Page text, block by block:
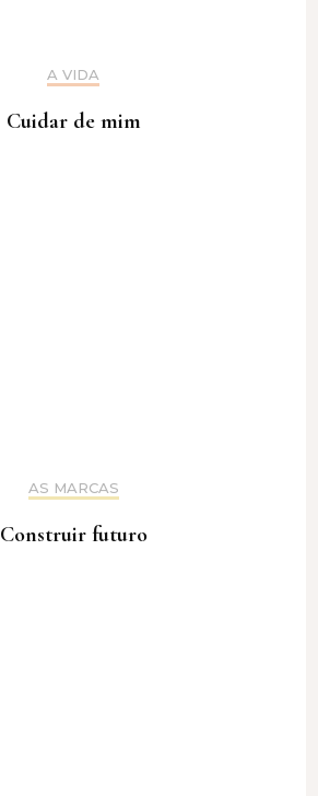
A VIDA
Cuidar de mim
AS MARCAS
Construir futuro